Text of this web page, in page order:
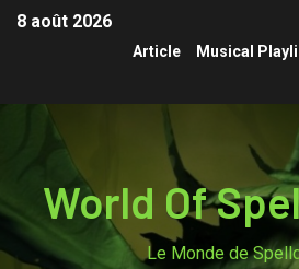
8 août 2026
Article Musical
World Of
Le Monde de